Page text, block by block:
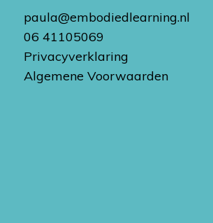
paula@embodiedlearning.nl
06 41105069
Privacyverklaring
Algemene Voorwaarden